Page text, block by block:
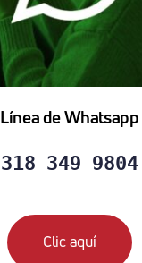
Línea de Whatsapp
318 349 9804
Clic aquí